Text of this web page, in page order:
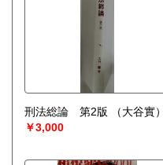
刑法総論 第2版
（大谷實）
￥3,000